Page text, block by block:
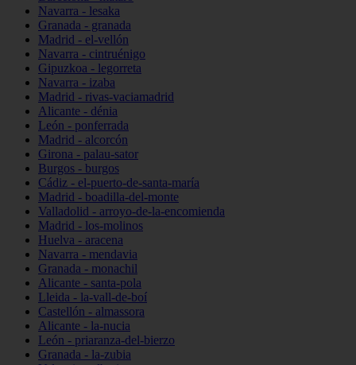
Navarra - lesaka
Granada - granada
Madrid - el-vellón
Navarra - cintruénigo
Gipuzkoa - legorreta
Navarra - izaba
Madrid - rivas-vaciamadrid
Alicante - dénia
León - ponferrada
Madrid - alcorcón
Girona - palau-sator
Burgos - burgos
Cádiz - el-puerto-de-santa-maría
Madrid - boadilla-del-monte
Valladolid - arroyo-de-la-encomienda
Madrid - los-molinos
Huelva - aracena
Navarra - mendavia
Granada - monachil
Alicante - santa-pola
Lleida - la-vall-de-boí
Castellón - almassora
Alicante - la-nucia
León - priaranza-del-bierzo
Granada - la-zubia